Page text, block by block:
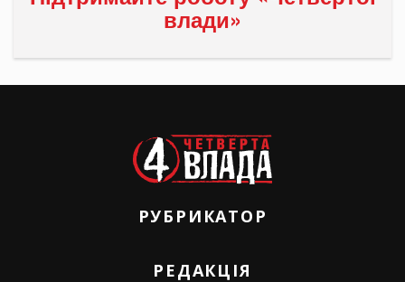
влади»
РУБРИКАТОР
РЕДАКЦІЯ